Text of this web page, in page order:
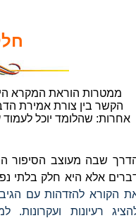
ממטרות הוראת המקרא
הקשר בין צורת אמירת
אחרות: שהלומד יוכל
שבה מעוצב הסיפור
אלא היא חלק בלתי
הקורא להזדהות עם
רעיונות